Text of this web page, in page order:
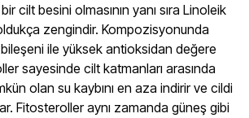
cilt besini olmasının yanı sıra Linoleik
zengindir. Kompozisyonunda
ile yüksek antioksidan değere
sayesinde cilt katmanları arasında
olan su kaybını en aza indirir ve cildi
Fitosteroller aynı zamanda güneş gibi